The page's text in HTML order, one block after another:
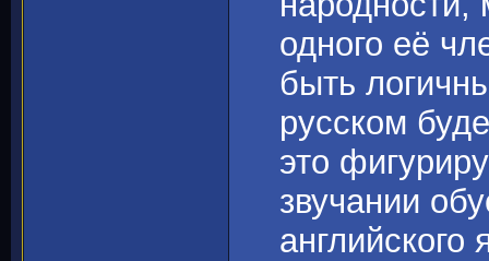
одного её
быть
русском
это
звучании
английского